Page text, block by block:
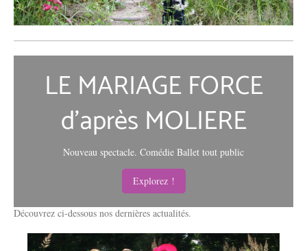
LE MARIAGE FORCE
d'après MOLIERE
Nouveau spectacle. Comédie Ballet tout public
Explorez !
Découvrez ci-dessous nos dernières actualités.